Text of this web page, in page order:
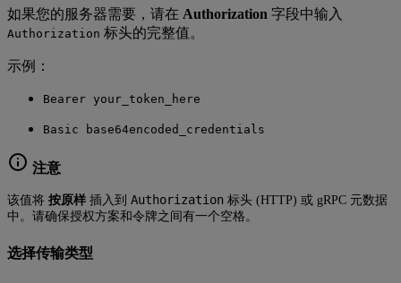
如果您的服务器需要，请在 Authorization 字段中输入
Authorization 标头的完整值。
示例：
Bearer your_token_here
Basic base64encoded_credentials
注意
该值将 按原样 插入到 Authorization 标头 (HTTP) 或 gRPC 元数据
中。请确保授权方案和令牌之间有一个空格。
选择传输类型